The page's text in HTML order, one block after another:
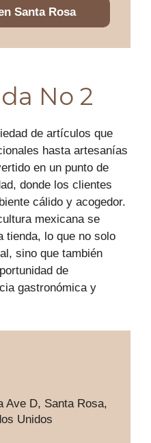
Santa Rosa
No 2
de artículos que
hasta artesanías
en un punto de
donde los clientes
cálido y acogedor.
mexicana se
tienda, lo que no solo
sino que también
de
gastronómica y
Ave D, Santa Rosa,
Unidos